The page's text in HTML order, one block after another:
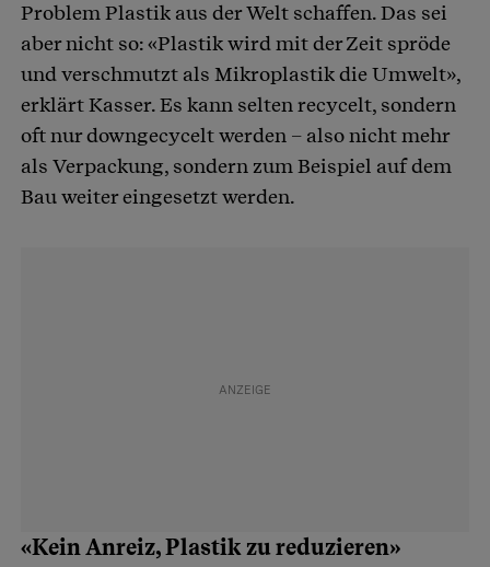
Problem Plastik aus der Welt schaffen. Das sei
aber nicht so: «Plastik wird mit der Zeit spröde
und verschmutzt als Mikroplastik die Umwelt»,
erklärt Kasser. Es kann selten recycelt, sondern
oft nur downgecycelt werden – also nicht mehr
als Verpackung, sondern zum Beispiel auf dem
Bau weiter eingesetzt werden.
«Kein Anreiz, Plastik zu reduzieren»